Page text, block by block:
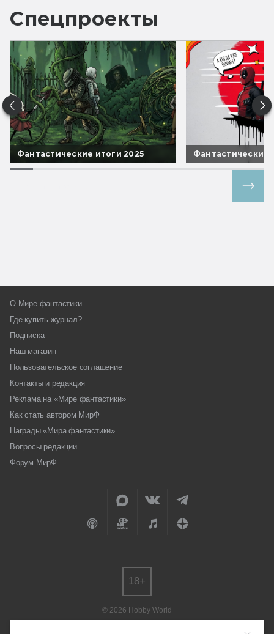
Спецпроекты
Фантастические итоги 2025 Фантастические
О Мире фантастики
Где купить журнал?
Подписка
Наш магазин
Пользовательское соглашение
Контакты и редакция
Реклама на «Мире фантастики»
Как стать автором МирФ
Награды «Мира фантастики»
Вопросы редакции
Форум МирФ
© 2026 Hobby World
18+